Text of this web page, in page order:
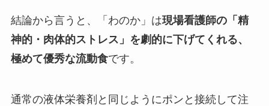
結論から言うと、「わのか」は現場看護師の「精
神的・肉体的ストレス」を劇的に下げてくれる、
極めて優秀な流動食です。
通常の液体栄養剤と同じようにポンと接続して注